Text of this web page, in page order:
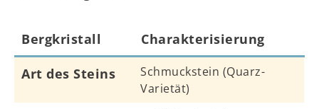
Bergkristall Charakterisierung
Art des Steins
Schmuckstein (Quarz-
Varietät)